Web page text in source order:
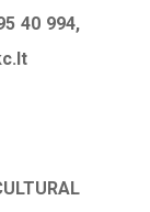
40 994,